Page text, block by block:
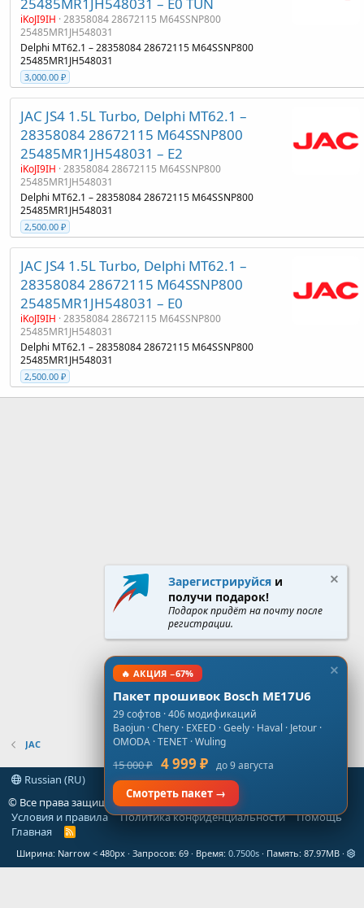
25485MR1JH548031 – E0 TUN
iKoJI9IH 28358084 28672115 M64SSNP800
25485MR1JH548031
Delphi MT62.1 – 28358084 28672115 M64SSNP800
25485MR1JH548031
3,000.00 ₽
JAC JS4 1.5L Turbo, Delphi MT62.1 –
28358084 28672115 M64SSNP800
25485MR1JH548031 – E2
iKoJI9IH 28358084 28672115 M64SSNP800
25485MR1JH548031
Delphi MT62.1 – 28358084 28672115 M64SSNP800
25485MR1JH548031
2,500.00 ₽
JAC JS4 1.5L Turbo, Delphi MT62.1 –
28358084 28672115 M64SSNP800
25485MR1JH548031 – E0
iKoJI9IH 28358084 28672115 M64SSNP800
25485MR1JH548031
Delphi MT62.1 – 28358084 28672115 M64SSNP800
25485MR1JH548031
2,500.00 ₽
JAC
Russian (RU)
© Все права защищеныgt-forum.info
Условия и правила
Политика конфиденциальности
Помощь
Главная
R
S
Ширина Запросов 69 Время 0.7500s Память 87.97MB
Зарегистрируйся и
получи подарок!
Подарок придёт на почту после
регистрации.
🔥 АКЦИЯ −67%
Пакет прошивок Bosch ME17U6
29 софтов · 406 модификаций
Baojun · Chery · EXEED · Geely · Haval · Jetour ·
OMODA · TENET · Wuling
15 000 ₽ 4 999 ₽ до 9 августа
Смотреть пакет →